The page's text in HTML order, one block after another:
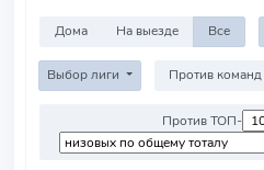
Дома На выезде Все
Выбор лиги
Против ТОП-